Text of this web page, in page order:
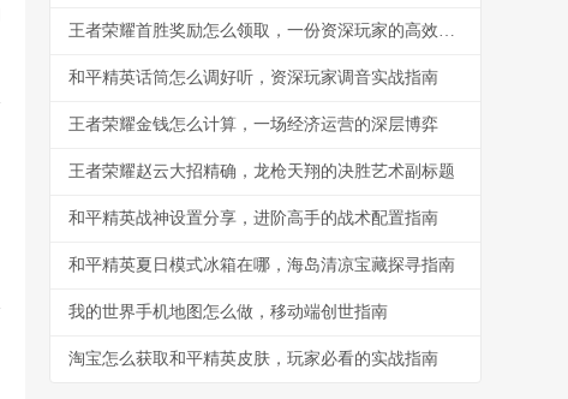
王者荣耀首胜奖励怎么领取，一份资深玩家的高效指南，副标题，揭秘每日第一胜的隐藏技巧与深远意义
和平精英话筒怎么调好听，资深玩家调音实战指南
王者荣耀金钱怎么计算，一场经济运营的深层博弈
王者荣耀赵云大招精确，龙枪天翔的决胜艺术副标题
和平精英战神设置分享，进阶高手的战术配置指南
和平精英夏日模式冰箱在哪，海岛清凉宝藏探寻指南
我的世界手机地图怎么做，移动端创世指南
淘宝怎么获取和平精英皮肤，玩家必看的实战指南